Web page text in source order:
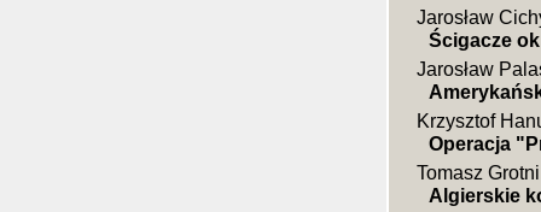
Jarosław
Ścigacze
Jarosław
Krzysztof
Operacja
Tomasz
Algierskie